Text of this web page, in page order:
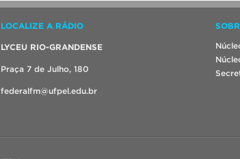
LOCALIZE A RÁDIO
LYCEU RIO-GRANDENSE
Praça 7 de Julho, 180
federalfm@ufpel.edu.br